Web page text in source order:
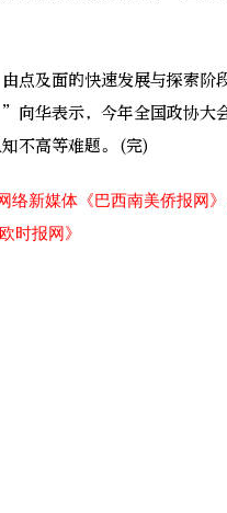
及面的快速发展与探索阶段
向华表示，今年全国政协大
不高等难题。(完)
络新媒体《巴西南美侨报网
时报网》